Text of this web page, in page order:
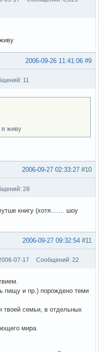
#9
2006-09-26 11:41:06
11
я живу
#10
2006-09-27 02:33:27
28
книгу (хотя....... шоу
#11
2006-09-27 09:32:54
07-17 Сообщений: 22
пищу и пр.) порождено теми
твоей семьи, в отдельных
мира.